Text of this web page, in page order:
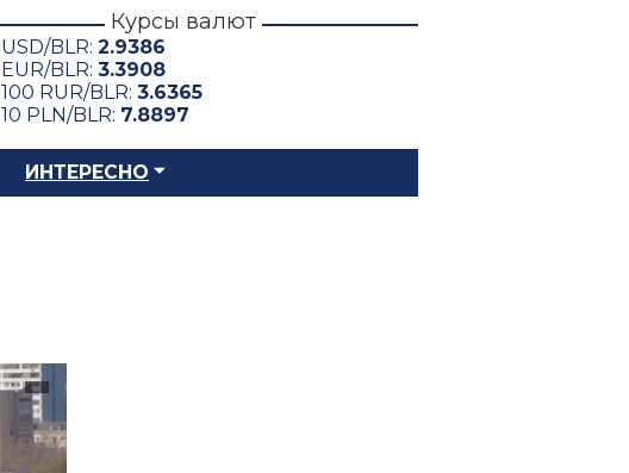
Курсы валют
USD/BLR: 2.9386
EUR/BLR: 3.3908
100 RUR/BLR: 3.6365
10 PLN/BLR: 7.8897
ИНТЕРЕСНО